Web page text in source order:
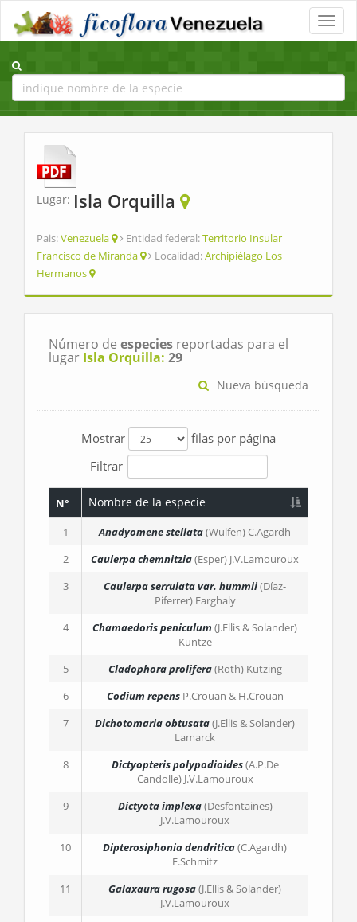
Toggle
Lugar: Isla Orquilla
Pais:Venezuela Entidad federal:Territorio Insular
Francisco de Miranda
Localidad:Archipiélago Los
Hermanos
Número de especies reportadas para el
lugar Isla Orquilla: 29
Nueva búsqueda
Mostrar
filas por página
Filtrar
N° Nombre de la especie
1 Anadyomene stellata(Wulfen) C.Agardh
2
Caulerpa chemnitzia(Esper) J.V.Lamouroux
3
Caulerpa serrulatavar. hummii(Díaz-
Piferrer) Farghaly
4
Chamaedoris peniculum (J.Ellis & Solander)
Kuntze
5
Cladophora prolifera(Roth) Kützing
6
Codium repens P.Crouan & H.Crouan
7
Dichotomaria obtusata(J.Ellis & Solander)
Lamarck
8
Dictyopteris polypodioides(A.P.De
Candolle) J.V.Lamouroux
9
Dictyota implexa(Desfontaines)
J.V.Lamouroux
10
Dipterosiphonia dendritica(C.Agardh)
F.Schmitz
11
Galaxaura rugosa(J.Ellis & Solander)
J.V.Lamouroux